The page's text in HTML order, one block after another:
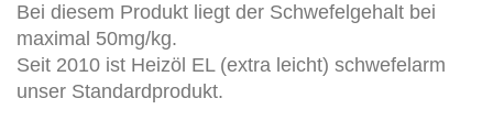
Bei diesem Produkt liegt der Schwefelgehalt bei
maximal 50mg/kg.
Seit 2010 ist Heizöl EL (extra leicht) schwefelarm
unser Standardprodukt.